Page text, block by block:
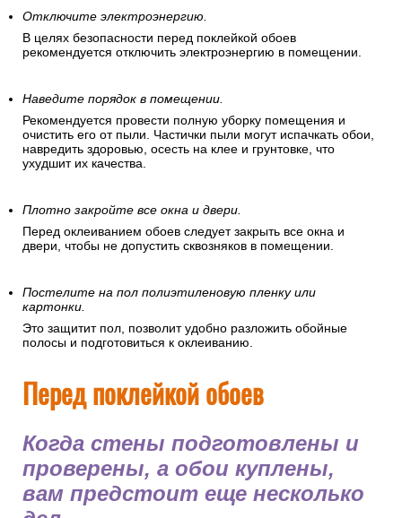
Отключите электроэнергию.
В целях безопасности перед поклейкой обоев
рекомендуется отключить электроэнергию в помещении.
Наведите порядок в помещении.
Рекомендуется провести полную уборку помещения и
очистить его от пыли. Частички пыли могут испачкать обои,
навредить здоровью, осесть на клее и грунтовке, что
ухудшит их качества.
Плотно закройте все окна и двери.
Перед оклеиванием обоев следует закрыть все окна и
двери, чтобы не допустить сквозняков в помещении.
Постелите на пол полиэтиленовую пленку или
картонки.
Это защитит пол, позволит удобно разложить обойные
полосы и подготовиться к оклеиванию.
Перед поклейкой обоев
Когда стены подготовлены и
проверены, а обои куплены,
вам предстоит еще несколько